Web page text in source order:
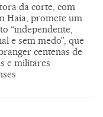
da corte, com
Haia, promete um
“independente,
e sem medo”, que
centenas de
e militares